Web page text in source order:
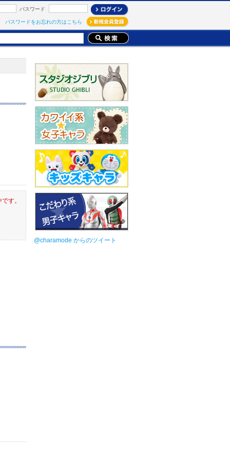
パスワード
パスワードをお忘れの方はこちら
す。
@charamode からのツイート